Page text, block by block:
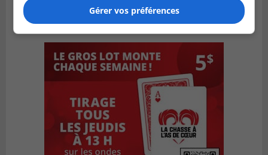
Gérer vos préférences